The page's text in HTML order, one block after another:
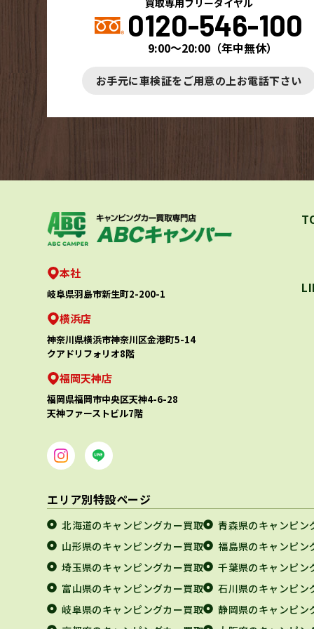
0120-546-100
9:00～20:00 （年中無休）
お手元に車検証をご用意の上お電話下さい
本社
岐阜県羽島市新生町2-200-1
横浜店
神奈川県横浜市神奈川区金港町5-14
クアドリフォリオ8階
福岡天神店
福岡県福岡市中央区天神4-6-28
天神ファーストビル7階
エリア別特設ページ
北海道のキャンピングカー買取
青森県のキャンピン
山形県のキャンピングカー買取
福島県のキャンピン
埼玉県のキャンピングカー買取
千葉県のキャンピン
富山県のキャンピングカー買取
石川県のキャンピン
岐阜県のキャンピングカー買取
静岡県のキャンピン